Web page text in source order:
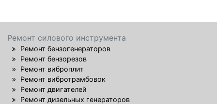
Ремонт силового инструмента
Ремонт бензогенераторов
Ремонт бензорезов
Ремонт виброплит
Ремонт вибротрамбовок
Ремонт двигателей
Ремонт дизельных генераторов